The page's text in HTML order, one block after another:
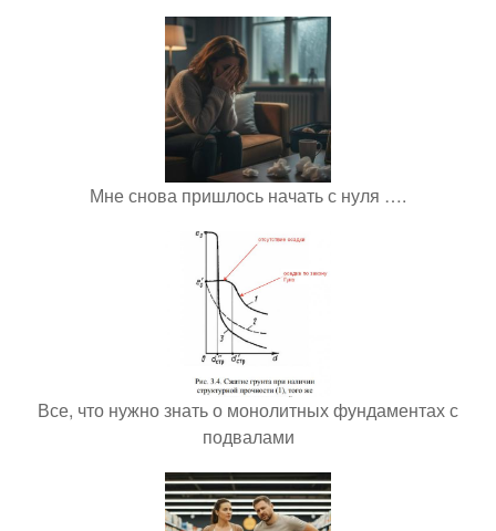
Мне снова пришлось начать с нуля ….
Все, что нужно знать о монолитных фундаментах с
подвалами